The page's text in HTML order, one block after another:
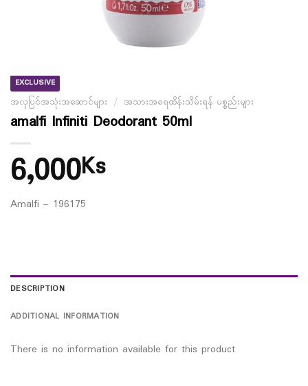
EXCLUSIVE
အလှပြင်အသုံးအဆောင်များ / အသားအရေထိန်းသိမ်းရန် ပစ္စည်းများ
amalfi Infiniti Deodorant 50ml
6,000Ks
Amalfi – 196175
DESCRIPTION
ADDITIONAL INFORMATION
There is no information available for this product